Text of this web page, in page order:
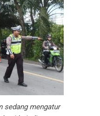
sedang mengatur